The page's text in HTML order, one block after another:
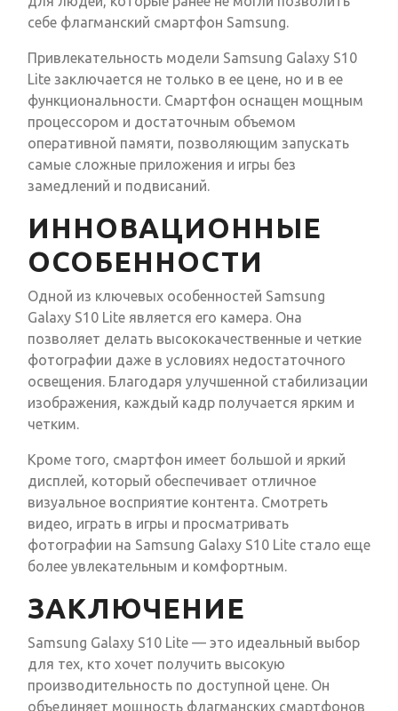
себе флагманский смартфон Samsung.
Привлекательность модели Samsung Galaxy S10
Lite заключается не только в ее цене, но и в ее
функциональности. Смартфон оснащен мощным
процессором и достаточным объемом
оперативной памяти, позволяющим запускать
самые сложные приложения и игры без
замедлений и подвисаний.
ИННОВАЦИОННЫЕ
ОСОБЕННОСТИ
Одной из ключевых особенностей Samsung
Galaxy S10 Lite является его камера. Она
позволяет делать высококачественные и четкие
фотографии даже в условиях недостаточного
освещения. Благодаря улучшенной стабилизации
изображения, каждый кадр получается ярким и
четким.
Кроме того, смартфон имеет большой и яркий
дисплей, который обеспечивает отличное
визуальное восприятие контента. Смотреть
видео, играть в игры и просматривать
фотографии на Samsung Galaxy S10 Lite стало еще
более увлекательным и комфортным.
ЗАКЛЮЧЕНИЕ
Samsung Galaxy S10 Lite — это идеальный выбор
для тех, кто хочет получить высокую
производительность по доступной цене. Он
объединяет мощность флагманских смартфонов